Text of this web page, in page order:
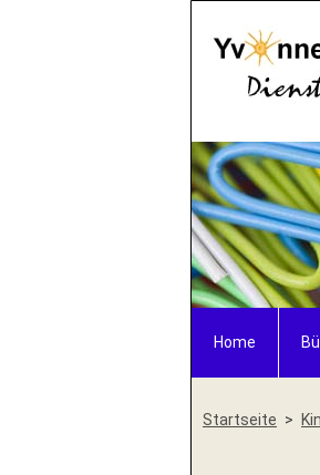
Home
Startseite